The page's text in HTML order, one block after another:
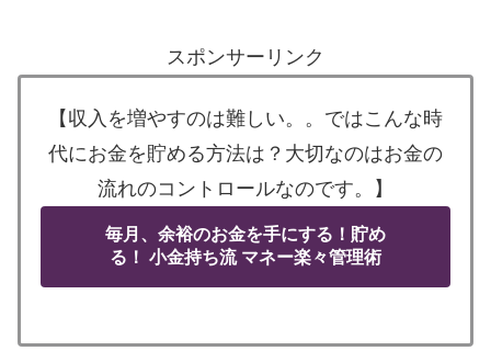
スポンサーリンク
【収入を増やすのは難しい。。ではこんな時
代にお金を貯める方法は？大切なのはお金の
流れのコントロールなのです。】
毎月、余裕のお金を手にする！貯め
る！ 小金持ち流 マネー楽々管理術